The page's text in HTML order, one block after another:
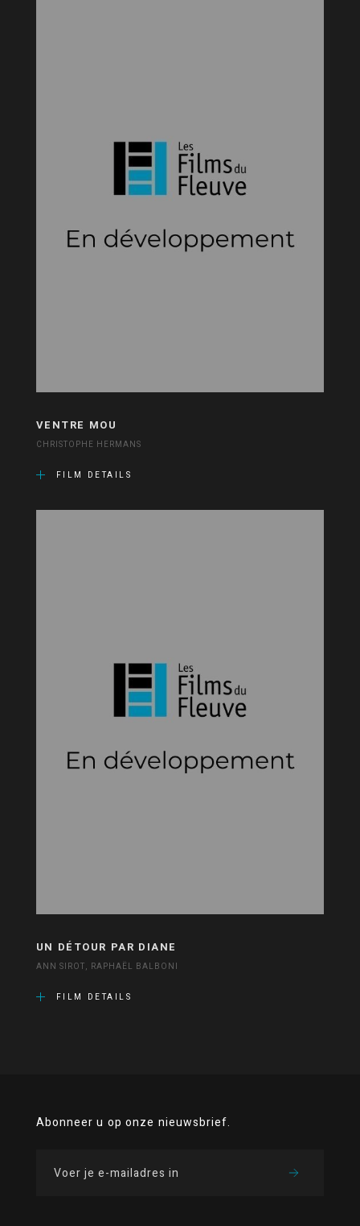
VENTRE MOU
CHRISTOPHE HERMANS
FILM DETAILS
UN DÉTOUR PAR DIANE
ANN SIROT, RAPHAËL BALBONI
FILM DETAILS
Abonneer u op onze nieuwsbrief.